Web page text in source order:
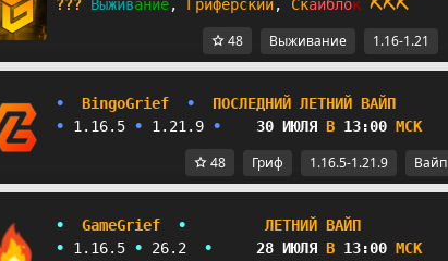
??? Выживание, Гриферский, Скайблок ⛏️⛏️⛏️
48 Выживание 1.16-1.21
• BingoGrief • ПОСЛЕДНИЙ ЛЕТНИЙ ВАЙП
• 1.16.5 • 1.21.9 • 30 ИЮЛЯ В 13:00 МСК
48 Гриф 1.16.5-1.21.9 Вайп
• GameGrief • ЛЕТНИЙ ВАЙП
•
1 . 16. 5 • 26.2 • 28 ИЮЛЯ В 13:00 МСК